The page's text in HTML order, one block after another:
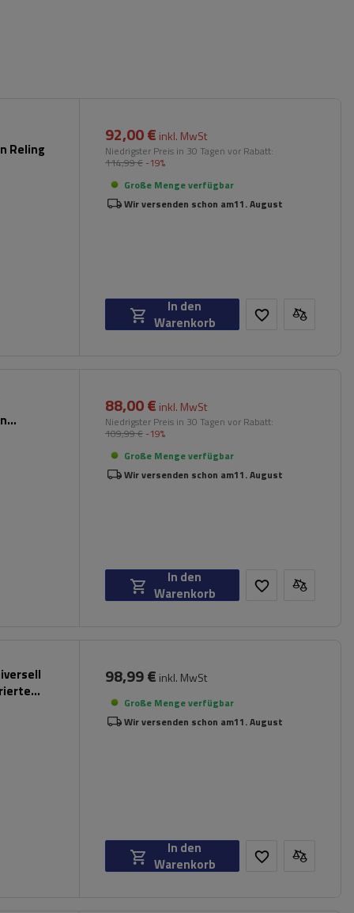
Reling
92,00 € inkl. MwSt
Niedrigster Preis in 30 Tagen vor Rabatt:
114,99 € -19%
Große Menge verfügbar
Wir versenden schon am11. August
In den
Warenkorb
88,00 € inkl. MwSt
Niedrigster Preis in 30 Tagen vor Rabatt:
109,99 € -19%
Große Menge verfügbar
Wir versenden schon am11. August
In den
Warenkorb
98,99 € inkl. MwSt
Große Menge verfügbar
Wir versenden schon am11. August
In den
Warenkorb